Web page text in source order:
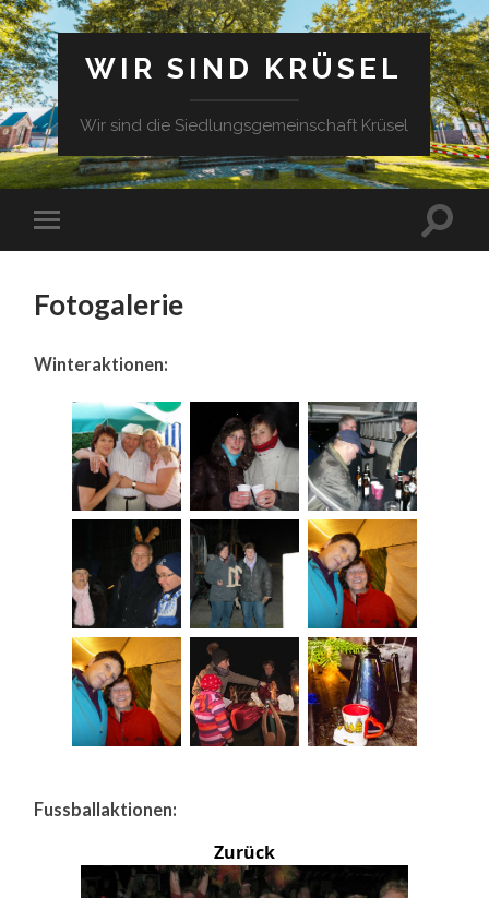
WIR SIND KRÜSEL
Wir sind die Siedlungsgemeinschaft Krüsel
Fotogalerie
Winteraktionen:
Fussballaktionen:
Zurück